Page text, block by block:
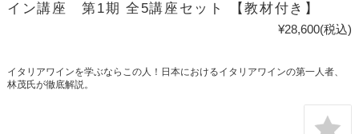
イン講座 第1期 全5講座セット 【教材付き】
¥28,600(税込)
イタリアワインを学ぶならこの人！日本におけるイタリアワインの第一人者、
林茂氏が徹底解説。